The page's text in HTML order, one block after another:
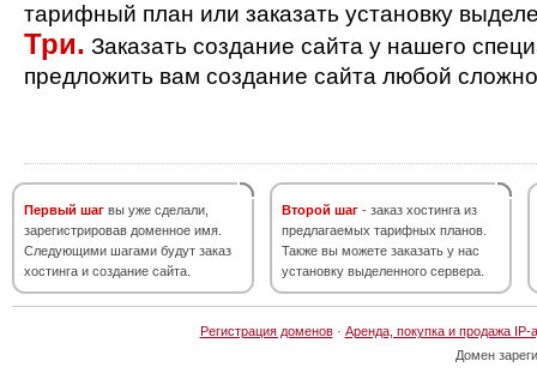
тарифный план или заказать установку
Три. Заказать создание сайта у нашего
предложить вам создание сайта любой
Первый шаг вы уже сделали,
зарегистрировав доменное имя.
Следующими шагами будут заказ
хостинга и создание сайта.
Второй шаг - заказ хостинга из
предлагаемых тарифных планов.
Также вы можете заказать у нас
установку выделенного сервера.
Регистрация доменов· Аренда, покупка и продажа IP-
Домен